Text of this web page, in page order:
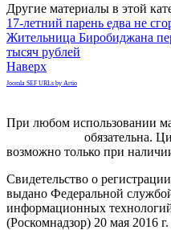
Другие материалы в этой
17-летний парень едва не
Жительница Биробиджана
тысяч рублей
Наверх
Joomla SEF URLs by Artio
При любом использовании
обязательна.
возможно только при
Свидетельство о
выдано Федеральной
информационных
(Роскомнадзор) 20 мая 2016 г.